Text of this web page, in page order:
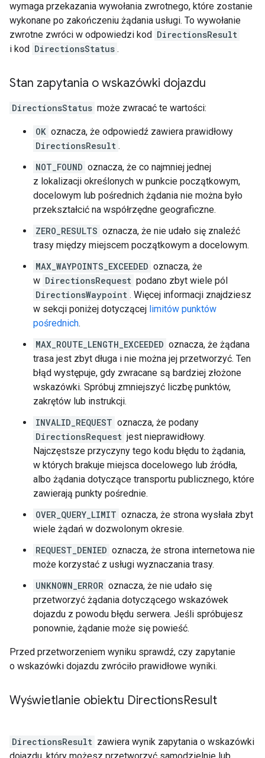
wymaga przekazania wywołania zwrotnego, które zostanie
wykonane po zakończeniu żądania usługi. To wywołanie
zwrotne zwróci w odpowiedzi kod DirectionsResult
i kod DirectionsStatus .
Stan zapytania o wskazówki dojazdu
DirectionsStatus może zwracać te wartości:
OK oznacza, że odpowiedź zawiera prawidłowy
DirectionsResult .
NOT_FOUND oznacza, że co najmniej jednej
z lokalizacji określonych w punkcie początkowym,
docelowym lub pośrednich żądania nie można było
przekształcić na współrzędne geograficzne.
ZERO_RESULTS oznacza, że nie udało się znaleźć
trasy między miejscem początkowym a docelowym.
MAX_WAYPOINTS_EXCEEDED oznacza, że
w DirectionsRequest podano zbyt wiele pól
DirectionsWaypoint . Więcej informacji znajdziesz
w sekcji poniżej dotyczącej limitów punktów
pośrednich.
MAX_ROUTE_LENGTH_EXCEEDED oznacza, że żądana
trasa jest zbyt długa i nie można jej przetworzyć. Ten
błąd występuje, gdy zwracane są bardziej złożone
wskazówki. Spróbuj zmniejszyć liczbę punktów,
zakrętów lub instrukcji.
INVALID_REQUEST oznacza, że podany
DirectionsRequest jest nieprawidłowy.
Najczęstsze przyczyny tego kodu błędu to żądania,
w których brakuje miejsca docelowego lub źródła,
albo żądania dotyczące transportu publicznego, które
zawierają punkty pośrednie.
OVER_QUERY_LIMIT oznacza, że strona wysłała zbyt
wiele żądań w dozwolonym okresie.
REQUEST_DENIED oznacza, że strona internetowa nie
może korzystać z usługi wyznaczania trasy.
UNKNOWN_ERROR oznacza, że nie udało się
przetworzyć żądania dotyczącego wskazówek
dojazdu z powodu błędu serwera. Jeśli spróbujesz
ponownie, żądanie może się powieść.
Przed przetworzeniem wyniku sprawdź, czy zapytanie
o wskazówki dojazdu zwróciło prawidłowe wyniki.
Wyświetlanie obiektu DirectionsResult
DirectionsResult zawiera wynik zapytania o wskazówki